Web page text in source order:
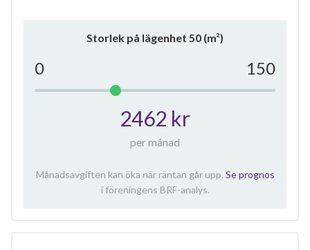
Storlek på lägenhet 50 (m²)
0 150
2462 kr
per månad
Månadsavgiften kan öka när räntan går upp. Se prognos
i föreningens BRF-analys.